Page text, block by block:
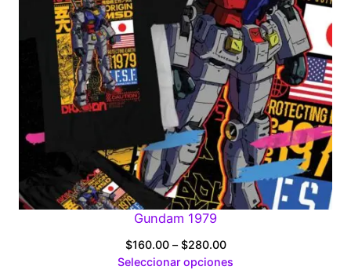
Gundam 1979
$160.00 – $280.00Price
range:
Seleccionar opciones